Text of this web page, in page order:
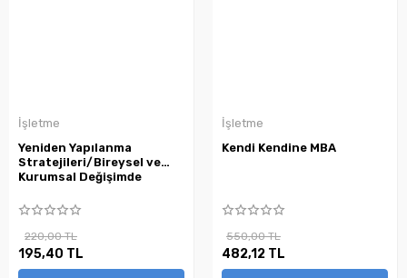
İşletme
Yeniden Yapılanma
Stratejileri/Bireysel ve
Kurumsal Değişimde
220,00 TL
195,40 TL
İşletme
Kendi Kendine MBA
550,00 TL
482,12 TL